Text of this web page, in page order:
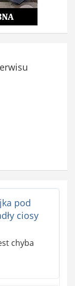
pod
ciosy
chyba